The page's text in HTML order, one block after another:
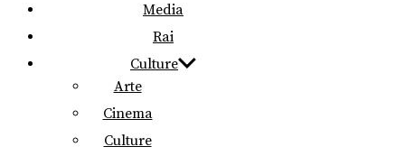
Media
Rai
Culture
Arte
Cinema
Culture